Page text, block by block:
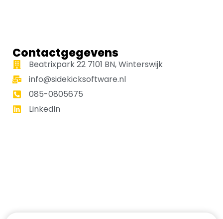
Contactgegevens
Beatrixpark 22 7101 BN, Winterswijk
info@sidekicksoftware.nl
085-0805675
LinkedIn